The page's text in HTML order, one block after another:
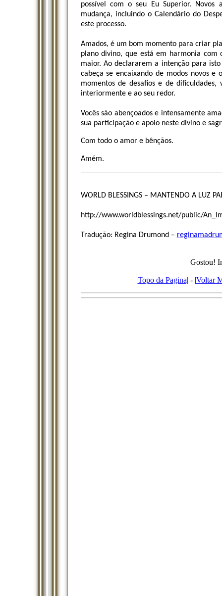
possível com o seu Eu Superior. Novos
mudança, incluindo o Calendário do
este processo.
Amados, é um bom momento para criar
plano divino, que está em harmonia
maior. Ao declararem a intenção para
cabeça se encaixando de modos novos
momentos de desafios e de
interiormente e ao seu redor.
Vocês são abençoados e intensamente
sua participação e apoio neste divino e
Com todo o amor e bênçãos.
Amém.
WORLD BLESSINGS – MANTENDO A LUZ
http://www.worldblessings.net/public/
Tradução: Regina Drumond –
Gostou!
|Topo da Pagina| - |Voltar